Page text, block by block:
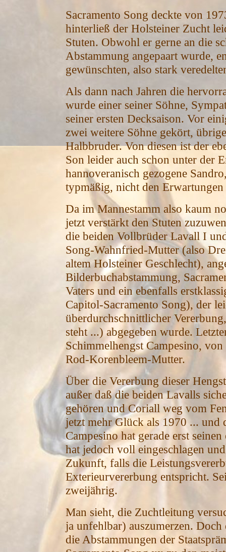
Sacramento Song deckte von
hinterließ der Holsteiner Zucht
Stuten. Obwohl er gerne an die
Abstammung angepaart wurde,
gewünschten, also stark
Als dann nach Jahren die
wurde einer seiner Söhne,
seiner ersten Decksaison. Vor
zwei weitere Söhne gekört,
Halbbruder. Von diesen ist der
Son leider auch schon unter der
hannoveranisch gezogene
typmäßig, nicht den
Da im Mannestamm also kaum
jetzt verstärkt den Stuten
die beiden Vollbrüder Lavall I
Song-Wahnfried-Mutter (also
altem Holsteiner Geschlecht),
Bilderbuchabstammung,
Vaters und ein ebenfalls
Capitol-Sacramento Song), der
überdurchschnittlicher
steht ...) abgegeben wurde.
Schimmelhengst Campesino,
Rod-Korenbleem-Mutter.
Über die Vererbung dieser
außer daß die beiden Lavalls
gehören und Coriall weg vom
jetzt mehr Glück als 1970 ...
Campesino hat gerade erst
hat jedoch voll eingeschlagen
Zukunft, falls die
Exterieurvererbung entspricht.
zweijährig.
Man sieht, die Zuchtleitung
ja unfehlbar) auszumerzen.
die Abstammungen der